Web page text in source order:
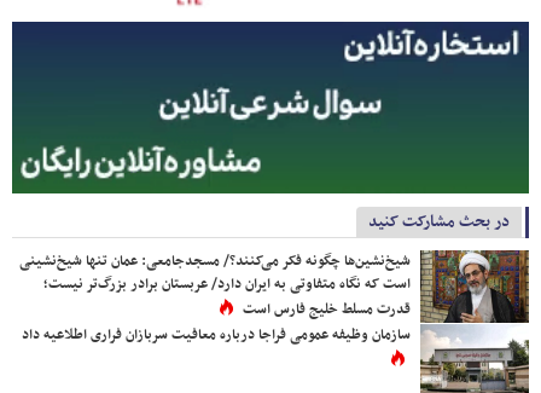
در بحث مشارکت کنید
شیخ‌نشین‌ها چگونه فکر می‌کنند؟/ مسجدجامعی: عمان تنها شیخ‌نشینی
است که نگاه متفاوتی به ایران دارد/ عربستان برادر بزرگ‌تر نیست؛
قدرت مسلط خلیج فارس است
سازمان وظیفه عمومی فراجا درباره معافیت سربازان فراری اطلاعیه داد